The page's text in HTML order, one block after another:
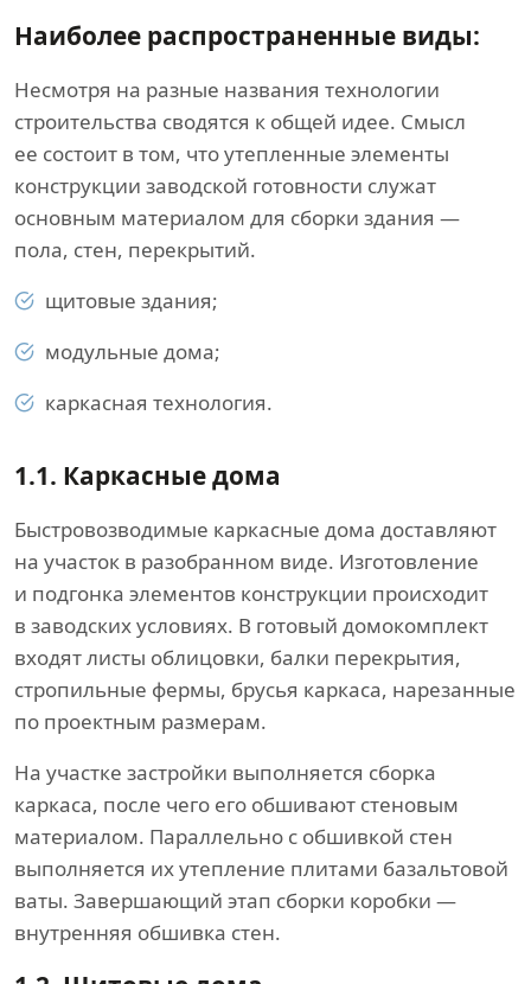
Наиболее распространенные виды:
Несмотря на разные названия технологии
строительства сводятся к общей идее. Смысл
ее состоит в том, что утепленные элементы
конструкции заводской готовности служат
основным материалом для сборки здания —
пола, стен, перекрытий.
щитовые здания;
модульные дома;
каркасная технология.
1.1. Каркасные дома
Быстровозводимые каркасные дома доставляют
на участок в разобранном виде. Изготовление
и подгонка элементов конструкции происходит
в заводских условиях. В готовый домокомплект
входят листы облицовки, балки перекрытия,
стропильные фермы, брусья каркаса, нарезанные
по проектным размерам.
На участке застройки выполняется сборка
каркаса, после чего его обшивают стеновым
материалом. Параллельно с обшивкой стен
выполняется их утепление плитами базальтовой
ваты. Завершающий этап сборки коробки —
внутренняя обшивка стен.